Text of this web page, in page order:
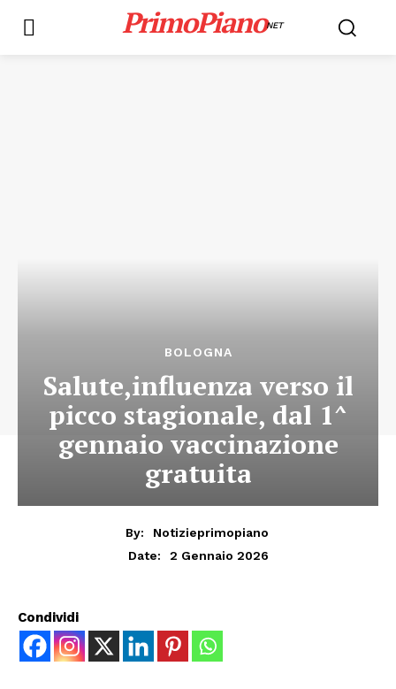
PrimoPianoNET
BOLOGNA
Salute,influenza verso il
picco stagionale, dal 1^
gennaio vaccinazione
gratuita
By:
Notizieprimopiano
Date:
2 Gennaio 2026
Condividi